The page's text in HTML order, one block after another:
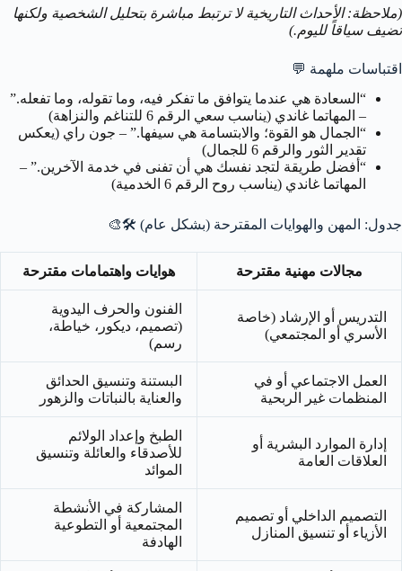
(ملاحظة: الأحداث التاريخية لا ترتبط مباشرة بتحليل الشخصية ولكنها
تضيف سياقاً لليوم.)
اقتباسات ملهمة 💬
“السعادة هي عندما يتوافق ما تفكر فيه، وما تقوله، وما تفعله.”
– المهاتما غاندي (يناسب سعي الرقم 6 للتناغم والنزاهة)
“الجمال هو القوة؛ والابتسامة هي سيفها.” – جون راي (يعكس
تقدير الثور والرقم 6 للجمال)
“أفضل طريقة لتجد نفسك هي أن تفنى في خدمة الآخرين.” –
المهاتما غاندي (يناسب روح الرقم 6 الخدمية)
جدول: المهن والهوايات المقترحة (بشكل عام) 🛠️🎨
مجالات مهنية مقترحة هوايات واهتمامات مقترحة
التدريس أو الإرشاد (خاصة
الأسري أو المجتمعي)
الفنون والحرف اليدوية
(تصميم، ديكور، خياطة،
رسم)
العمل الاجتماعي أو في
المنظمات غير الربحية
البستنة وتنسيق الحدائق
والعناية بالنباتات والزهور
إدارة الموارد البشرية أو
العلاقات العامة
الطبخ وإعداد الولائم
للأصدقاء والعائلة وتنسيق
الموائد
التصميم الداخلي أو تصميم
الأزياء أو تنسيق المنازل
المشاركة في الأنشطة
المجتمعية أو التطوعية
الهادفة